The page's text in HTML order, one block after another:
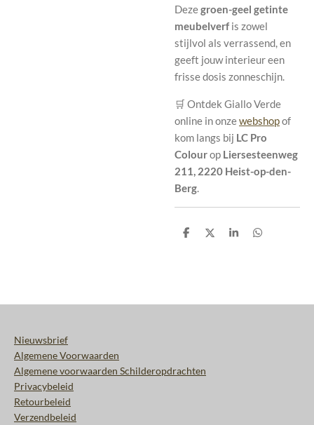
Dezegroen-geel getinte
meubelverf is zowel
stijlvol als verrassend, en
geeft jouw interieur een
frisse dosis zonneschijn.
🛒 Ontdek Giallo Verde
online in onzewebshopof
kom langs bij LC Pro
Colourop Liersesteenweg
211, 2220 Heist-op-den-
Berg.
D
D
S
D
Nieuwsbrief
Algemene Voorwaarden
Algemene voorwaarden Schilderopdrachten
Privacybeleid
Retourbeleid
Verzendbeleid